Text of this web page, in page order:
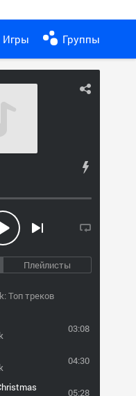
Игры Группы
Плейлисты
Топ треков
03:08
04:30
05:28